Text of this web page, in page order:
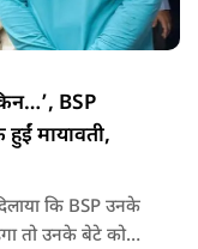
BSP
मायावती,
कि BSP उनके
तो उनके बेटे को